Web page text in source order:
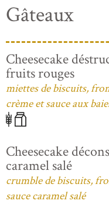
Gâteaux
Cheesecake
fruits rouges
miettes de biscuits,
crème et sauce aux
Cheesecake
caramel salé
crumble de biscuits,
sauce caramel salé